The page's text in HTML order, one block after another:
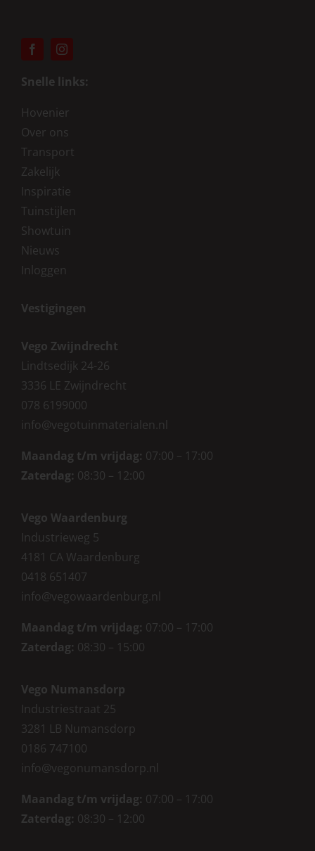
Snelle links:
Hovenier
Over ons
Transport
Zakelijk
Inspiratie
Tuinstijlen
Showtuin
Nieuws
Inloggen
Vestigingen
Vego Zwijndrecht
Lindtsedijk 24-26
3336 LE Zwijndrecht
078 6199000
info@vegotuinmaterialen.nl
Maandag t/m vrijdag: 07:00 – 17:00
Zaterdag: 08:30 – 12:00
Vego Waardenburg
Industrieweg 5
4181 CA Waardenburg
0418 651407
info@vegowaardenburg.nl
Maandag t/m vrijdag: 07:00 – 17:00
Zaterdag: 08:30 – 15:00
Vego Numansdorp
Industriestraat 25
3281 LB Numansdorp
0186 747100
info@vegonumansdorp.nl
Maandag t/m vrijdag: 07:00 – 17:00
Zaterdag: 08:30 – 12:00